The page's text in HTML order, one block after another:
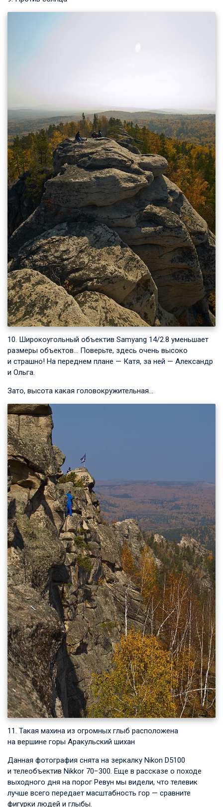
10. Широкоугольный объектив Samyang 14/2.8 уменьшает
размеры объектов… Поверьте, здесь очень высоко
и страшно! На переднем плане — Катя, за ней — Александр
и Ольга.
Зато, высота какая головокружительная…
11. Такая махина из огромных глыб расположена
на вершине горы Аракульский шихан
Данная фотография снята на зеркалку Nikon D5100
и телеобъектив Nikkor 70−300. Еще в рассказе о походе
выходного дня на порог Ревун мы видели, что телевик
лучше всего передает масштабность гор — сравните
фигурки людей и глыбы.